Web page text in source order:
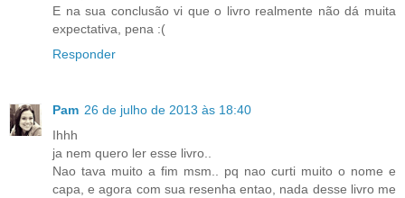
E na sua conclusão vi que o livro realmente não dá muita
expectativa, pena :(
Responder
Pam 26 de julho de 2013 às 18:40
Ihhh
ja nem quero ler esse livro..
Nao tava muito a fim msm.. pq nao curti muito o nome e
capa, e agora com sua resenha entao, nada desse livro me